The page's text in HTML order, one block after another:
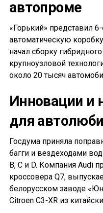
автопроме
«Горький» представил
автоматическую
начал сборку
крупноузловой
около 20 тысяч
Инновации и
для
Госдума приняла
багги и вездеходами
B, C и D. Компания Audi
кроссовера Q7,
белорусском заводе
Citroen C3-XR из